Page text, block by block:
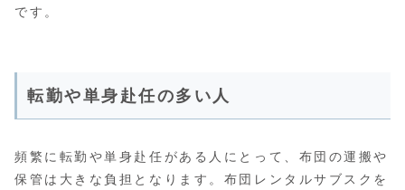
です。
転勤や単身赴任の多い人
頻繁に転勤や単身赴任がある人にとって、布団の運搬や
保管は大きな負担となります。布団レンタルサブスクを